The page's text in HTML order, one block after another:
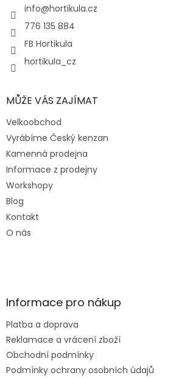
info@hortikula.cz
776 135 884
FB Hortikula
hortikula_cz
MŮŽE VÁS ZAJÍMAT
Velkoobchod
Vyrábíme Český kenzan
Kamenná prodejna
Informace z prodejny
Workshopy
Blog
Kontakt
O nás
Informace pro nákup
Platba a doprava
Reklamace a vrácení zboží
Obchodní podmínky
Podmínky ochrany osobních údajů